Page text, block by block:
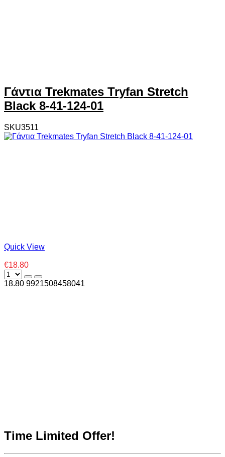
Γάντια Trekmates Tryfan Stretch
Black 8-41-124-01
SKU3511
Quick View
€18.80
18.80 9921508458041
Time Limited Offer!